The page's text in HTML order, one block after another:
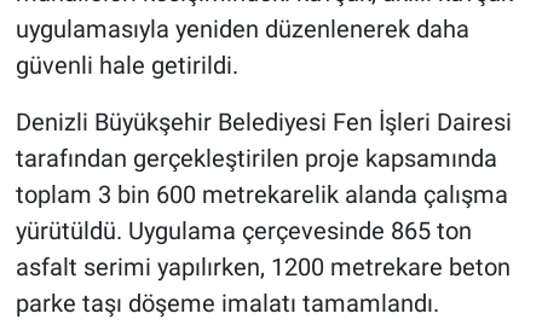
uygulamasıyla yeniden düzenlenerek daha
güvenli hale getirildi.
Denizli Büyükşehir Belediyesi Fen İşleri Dairesi
tarafından gerçekleştirilen proje kapsamında
toplam 3 bin 600 metrekarelik alanda çalışma
yürütüldü. Uygulama çerçevesinde 865 ton
asfalt serimi yapılırken, 1200 metrekare beton
parke taşı döşeme imalatı tamamlandı.